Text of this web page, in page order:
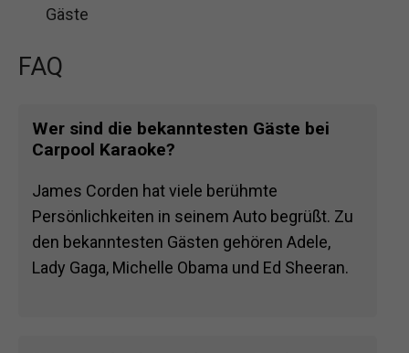
Gäste
FAQ
Wer sind die bekanntesten Gäste bei
Carpool Karaoke?
James Corden hat viele berühmte
Persönlichkeiten in seinem Auto begrüßt. Zu
den bekanntesten Gästen gehören Adele,
Lady Gaga, Michelle Obama und Ed Sheeran.